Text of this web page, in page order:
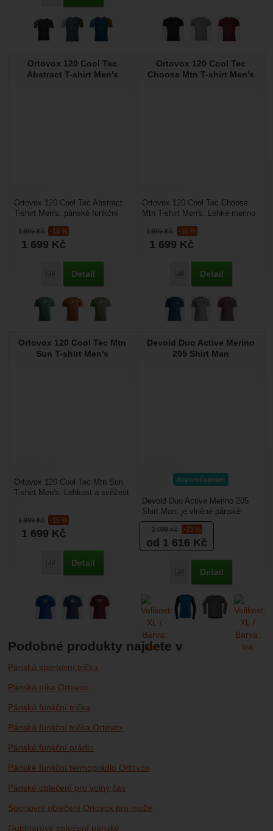
Ortovox 120 Cool Tec
Abstract T-shirt Men's
1 999Kč -15 %
1 699 Kč
Porovnat
Detail
Ortovox 120 Cool Tec Abstract
T-shirt Men's: pánské funkční
vhodné na horké...
Ortovox 120 Cool Tec
Choose Mtn T-shirt Men's
1 999Kč -15 %
1 699 Kč
Porovnat
Detail
Ortovox 120 Cool Tec Choose
Mtn T-shirt Men's: Lehké merino
120 Cool Tec...
Ortovox 120 Cool Tec Mtn
Sun T-shirt Men's
1 999Kč -15 %
1 699 Kč
Porovnat
Detail
Ortovox 120 Cool Tec Mtn Sun
T-shirt Men's: Lehkost a svěžest
120 Cool...
Devold Duo Active Merino
205 Shirt Man
doporučujeme!
2 099Kč -23 %
od 1 616 Kč
Porovnat
Detail
Devold Duo Active Merino 205
Shirt Man: je vlněné pánské
funkční tričko, je vyrobené z
kombinace merino...
Podobné produkty najdete v
Pánská sportovní trička
Pánská trika Ortovox
Pánská funkční trička
Pánská funkční trička Ortovox
Pánské funkční prádlo
Pánské funkční termoprádlo Ortovox
Pánské oblečení pro volný čas
Sportovní oblečení Ortovox pro muže
Outdoorové oblečení pánské